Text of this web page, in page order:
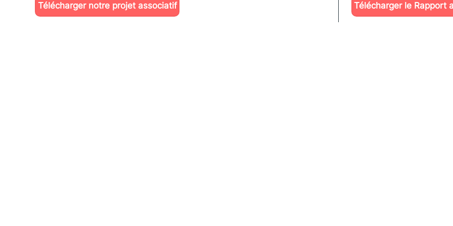
Télécharger notre projet associatif Télécharger le Rapport